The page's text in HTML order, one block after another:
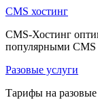
CMS хостинг
CMS-Хостинг
популярными CMS
Разовые услуги
Тарифы на разовые